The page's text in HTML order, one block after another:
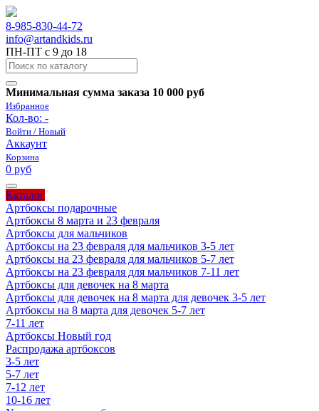
8-985-830-44-72
info@artandkids.ru
ПН-ПТ с 9 до 18
Минимальная сумма заказа 10 000 руб
Избранное
Кол-во: -
Войти / Новый
Аккаунт
Корзина
0 руб
Каталог
Артбоксы подарочные
Артбоксы 8 марта и 23 февраля
Артбоксы для мальчиков
Артбоксы на 23 февраля для мальчиков 3-5 лет
Артбоксы на 23 февраля для мальчиков 5-7 лет
Артбоксы на 23 февраля для мальчиков 7-11 лет
Артбоксы для девочек на 8 марта
Артбоксы для девочек на 8 марта для девочек 3-5 лет
Артбоксы на 8 марта для девочек 5-7 лет
7-11 лет
Артбоксы Новый год
Распродажа артбоксов
3-5 лет
5-7 лет
7-12 лет
10-16 лет